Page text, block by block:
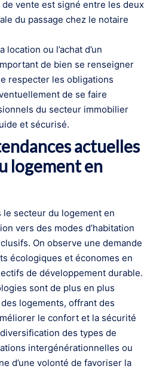
vente est signé entre les deux
du passage chez le notaire
ou l’achat d’un
de bien se renseigner
respecter les obligations
de se faire
du secteur immobilier
et sécurisé.
actuelles
logement en
le secteur du logement en
vers des modes d’habitation
On observe une demande
écologiques et économes en
de développement durable.
sont de plus en plus
logements, offrant des
le confort et la sécurité
des types de
intergénérationnelles ou
d’une volonté de favoriser la